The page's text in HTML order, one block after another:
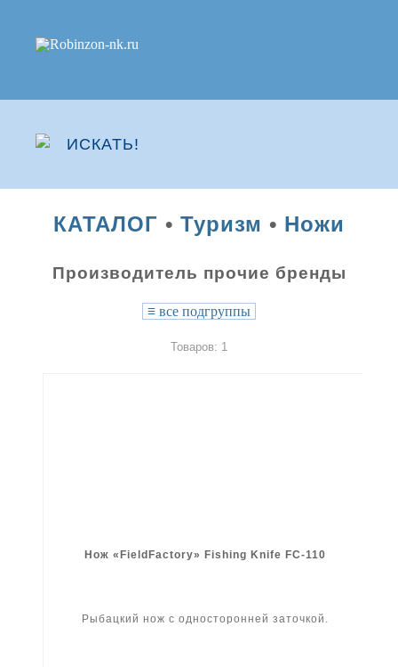
КАТАЛОГ • Туризм • Ножи
Производитель прочие бренды
≡ все подгруппы
Товаров: 1
Нож «FieldFactory» Fishing Knife FC-110
Рыбацкий нож с односторонней заточкой.